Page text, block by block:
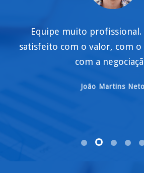
Equipe muito
satisfeito com o valor, com
com a
João Martins Neto